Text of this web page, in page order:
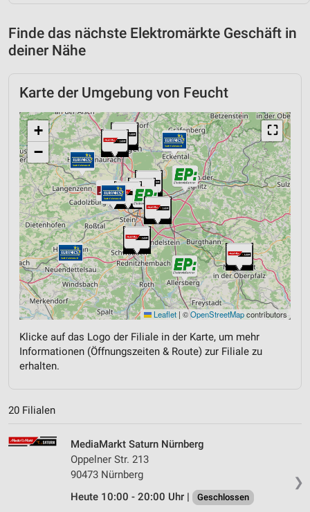
Finde das nächste Elektromärkte Geschäft in
deiner Nähe
Karte der Umgebung von Feucht
⛶
+
−
Leaflet | ©OpenStreetMapcontributors
Klicke auf das Logo der Filiale in der Karte, um mehr
Informationen (Öffnungszeiten & Route) zur Filiale zu
erhalten.
20 Filialen
❯
MediaMarkt Saturn Nürnberg
Oppelner Str. 213
90473 Nürnberg
Heute 10:00 - 20:00 Uhr |
Geschlossen